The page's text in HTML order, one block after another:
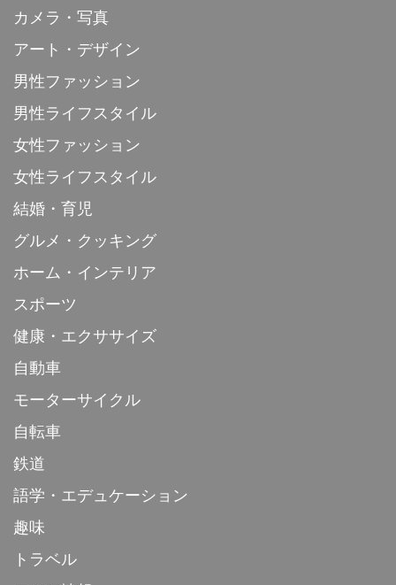
カメラ・写真
アート・デザイン
男性ファッション
男性ライフスタイル
女性ファッション
女性ライフスタイル
結婚・育児
グルメ・クッキング
ホーム・インテリア
スポーツ
健康・エクササイズ
自動車
モーターサイクル
自転車
鉄道
語学・エデュケーション
趣味
トラベル